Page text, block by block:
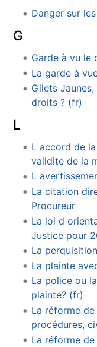
Danger sur
G
Garde à vu le
La garde à
Gilets
droits ? (fr)
L
L accord de
validite de la
L
La citation
Procureur
La loi d
Justice pour
La
La plainte
La police ou
plainte? (fr)
La réforme
procédures,
La réforme